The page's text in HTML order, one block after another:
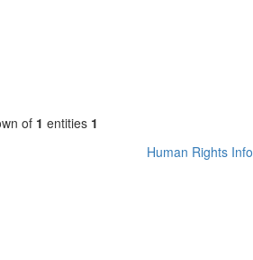
1
of 1 entities